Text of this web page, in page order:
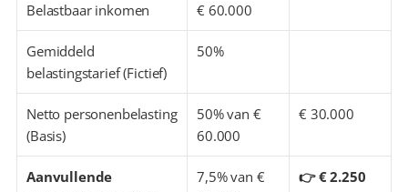
Belastbaar inkomen € 60.000
Gemiddeld
belastingstarief (Fictief)
50%
Netto personenbelasting
(Basis)
50% van €
60.000
€ 30.000
Aanvullende
7,5% van €
👉 € 2.250